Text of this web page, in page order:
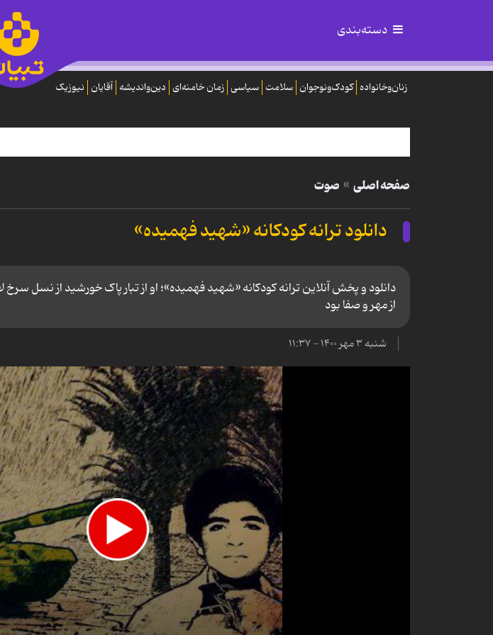
دسته‌بندی
زنان‌وخانواده کودک‌ونوجوان سلامت سیاسی زمان خامنه‌ای دین‌واندیشه آقایان نیوزیک
صفحه اصلی صوت
دانلود ترانه کودکانه «شهید فهمیده»
دانلود و پخش آنلاین ترانه کودکانه «شهید فهمیده»؛ او از تبار پاک خورشید از نسل سرخ
از مهر و صفا بود
شنبه ۳ مهر ۱۴۰۰ - ۱۱:۳۷